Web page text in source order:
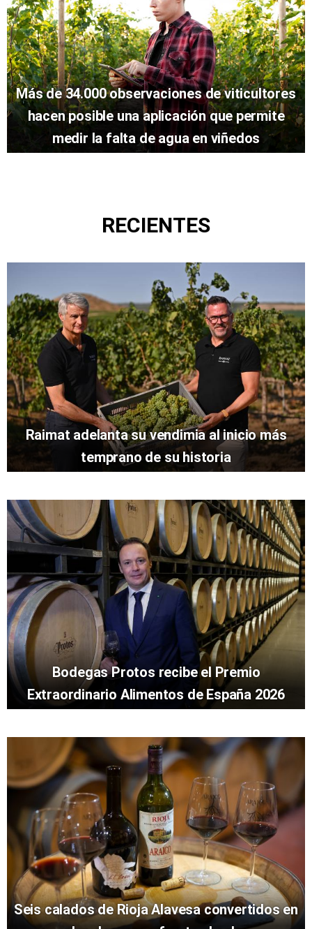
Más de 34.000 observaciones de viticultores
hacen posible una aplicación que permite
medir la falta de agua en viñedos
RECIENTES
Raimat adelanta su vendimia al inicio más
temprano de su historia
Bodegas Protos recibe el Premio
Extraordinario Alimentos de España 2026
Seis calados de Rioja Alavesa convertidos en